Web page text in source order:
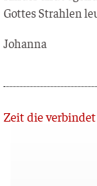
Got­tes Strah­len
Johan­na
Zurück
Zeit die verbindet